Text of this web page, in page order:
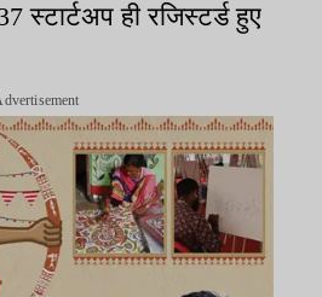
स्टार्टअप ही रजिस्टर्ड हुए